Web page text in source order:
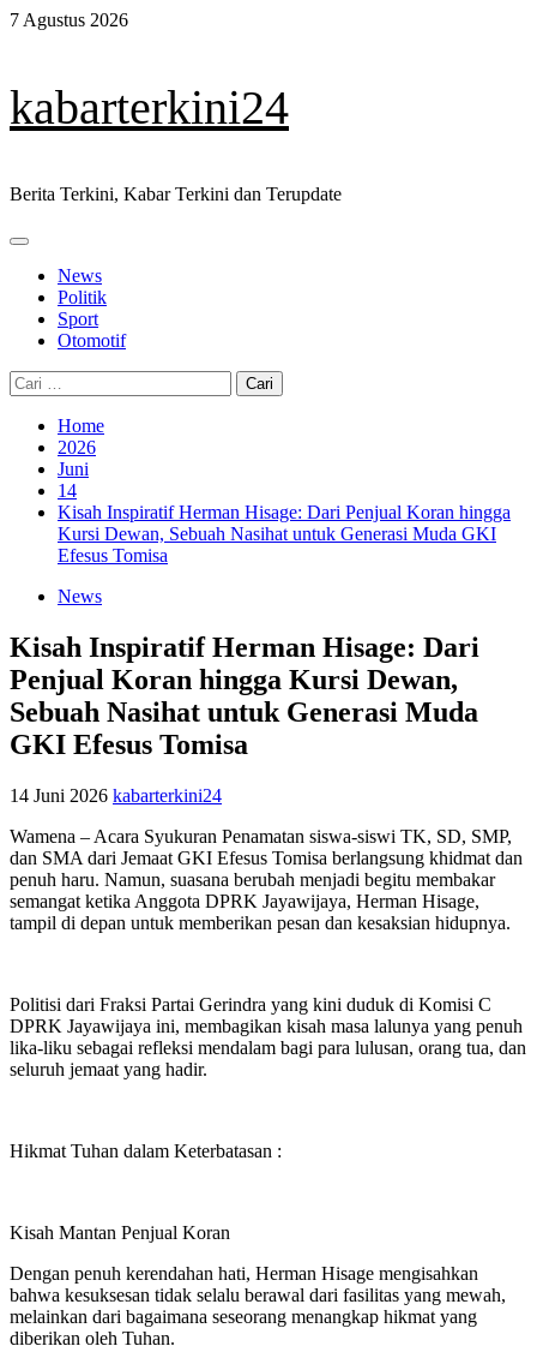
Skip
7 Agustus 2026
kabarterkini24
Berita Terkini, Kabar Terkini dan Terupdate
Primary
News
Politik
Sport
Otomotif
Cari
untuk:
Home
2026
Juni
14
Kisah Inspiratif Herman Hisage: Dari Penjual Koran hingga
Kursi Dewan, Sebuah Nasihat untuk Generasi Muda GKI
Efesus Tomisa
News
Kisah Inspiratif Herman Hisage: Dari
Penjual Koran hingga Kursi Dewan,
Sebuah Nasihat untuk Generasi Muda
GKI Efesus Tomisa
14 Juni 2026 kabarterkini24
Wamena – Acara Syukuran Penamatan siswa-siswi TK, SD, SMP,
dan SMA dari Jemaat GKI Efesus Tomisa berlangsung khidmat dan
penuh haru. Namun, suasana berubah menjadi begitu membakar
semangat ketika Anggota DPRK Jayawijaya, Herman Hisage,
tampil di depan untuk memberikan pesan dan kesaksian hidupnya.
Politisi dari Fraksi Partai Gerindra yang kini duduk di Komisi C
DPRK Jayawijaya ini, membagikan kisah masa lalunya yang penuh
lika-liku sebagai refleksi mendalam bagi para lulusan, orang tua, dan
seluruh jemaat yang hadir.
Hikmat Tuhan dalam Keterbatasan :
Kisah Mantan Penjual Koran
Dengan penuh kerendahan hati, Herman Hisage mengisahkan
bahwa kesuksesan tidak selalu berawal dari fasilitas yang mewah,
melainkan dari bagaimana seseorang menangkap hikmat yang
diberikan oleh Tuhan.